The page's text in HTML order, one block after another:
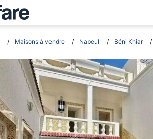
Maisons à vendre Nabeul Béni Khiar